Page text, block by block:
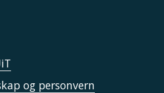
og personvern